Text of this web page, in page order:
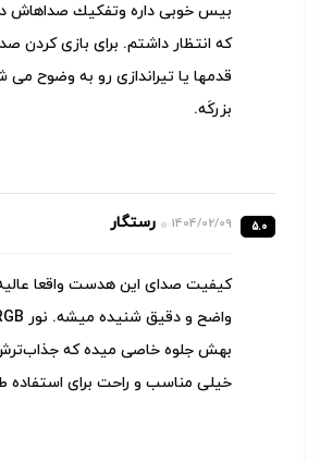
بيس خوبى داره وتفكيك صداهاش
كه انتظار داشتم. براى بازى كردن
قدمها يا تيراندازى رو به وضوح
بزركَه.
5.0
1404/02/09 رستگار
کیفیت صدای این هدست واقعا
بهش جلوه خاصی میده که
خیلی مناسب و راحت برای